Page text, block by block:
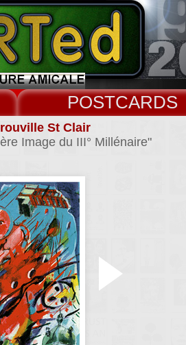
CARDS
St Clair
Image du III° Millénaire"